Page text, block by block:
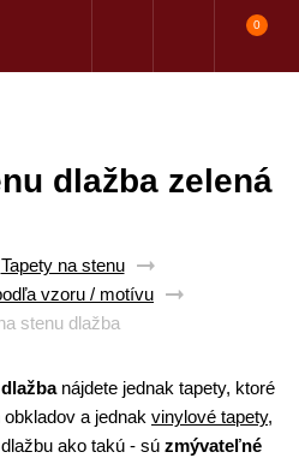
0
dlažba zelená
Tapety na stenu
vzoru / motívu
stenu dlažba
nájdete jednak tapety, ktoré
a jednak vinylové tapety,
ako takú - sú zmývateľné